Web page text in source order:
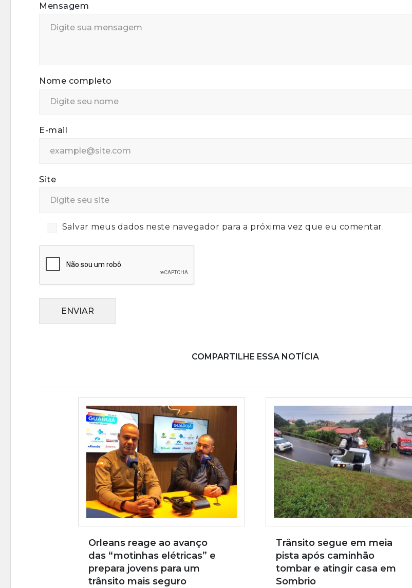
Mensagem
Nome completo
E-mail
Site
Salvar meus dados neste navegador para a próxima vez que eu comentar.
ENVIAR
COMPARTILHE ESSA NOTÍCIA
Orleans reage ao avanço
das “motinhas elétricas” e
prepara jovens para um
trânsito mais seguro
Trânsito segue em meia
pista após caminhão
tombar e atingir casa em
Sombrio